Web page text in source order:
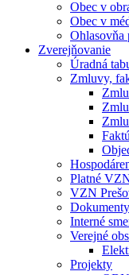
Obec v
Obec v
Ohlasovňa
Zverejňovanie
Úradná
Zmluvy,
Platné
VZN
Interné
Verejné
Projekty